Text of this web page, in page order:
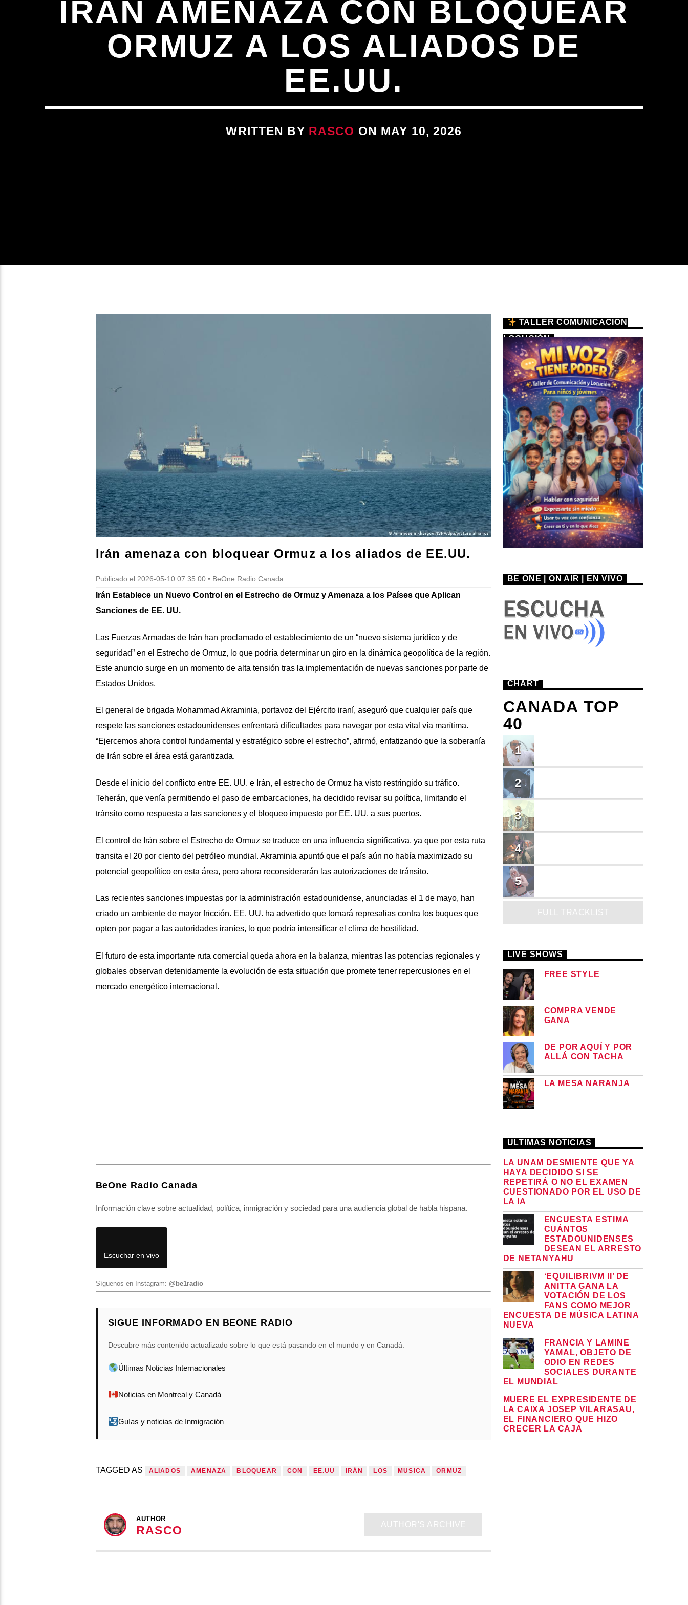
IRÁN AMENAZA CON BLOQUEAR
ORMUZ A LOS ALIADOS DE
EE.UU.
WRITTEN BY RASCO ON MAY 10, 2026
Irán amenaza con bloquear Ormuz a los aliados de EE.UU.
Publicado el 2026-05-10 07:35:00 • BeOne Radio Canada
Irán Establece un Nuevo Control en el Estrecho de Ormuz y Amenaza a los Países que Aplican
Sanciones de EE. UU.
Las Fuerzas Armadas de Irán han proclamado el establecimiento de un “nuevo sistema jurídico y de
seguridad” en el Estrecho de Ormuz, lo que podría determinar un giro en la dinámica geopolítica de la región.
Este anuncio surge en un momento de alta tensión tras la implementación de nuevas sanciones por parte de
Estados Unidos.
El general de brigada Mohammad Akraminia, portavoz del Ejército iraní, aseguró que cualquier país que
respete las sanciones estadounidenses enfrentará dificultades para navegar por esta vital vía marítima.
“Ejercemos ahora control fundamental y estratégico sobre el estrecho”, afirmó, enfatizando que la soberanía
de Irán sobre el área está garantizada.
Desde el inicio del conflicto entre EE. UU. e Irán, el estrecho de Ormuz ha visto restringido su tráfico.
Teherán, que venía permitiendo el paso de embarcaciones, ha decidido revisar su política, limitando el
tránsito como respuesta a las sanciones y el bloqueo impuesto por EE. UU. a sus puertos.
El control de Irán sobre el Estrecho de Ormuz se traduce en una influencia significativa, ya que por esta ruta
transita el 20 por ciento del petróleo mundial. Akraminia apuntó que el país aún no había maximizado su
potencial geopolítico en esta área, pero ahora reconsiderarán las autorizaciones de tránsito.
Las recientes sanciones impuestas por la administración estadounidense, anunciadas el 1 de mayo, han
criado un ambiente de mayor fricción. EE. UU. ha advertido que tomará represalias contra los buques que
opten por pagar a las autoridades iraníes, lo que podría intensificar el clima de hostilidad.
El futuro de esta importante ruta comercial queda ahora en la balanza, mientras las potencias regionales y
globales observan detenidamente la evolución de esta situación que promete tener repercusiones en el
mercado energético internacional.
BeOne Radio Canada
Información clave sobre actualidad, política, inmigración y sociedad para una audiencia global de habla hispana.
Escuchar en vivo
Síguenos en Instagram: @be1radio
SIGUE INFORMADO EN BEONE RADIO
Descubre más contenido actualizado sobre lo que está pasando en el mundo y en Canadá.
Últimas Noticias Internacionales
Noticias en Montreal y Canadá
Guías y noticias de Inmigración
TAGGED AS ALIADOS AMENAZA BLOQUEAR CON EE.UU IRÁN LOS MUSICA ORMUZ
AUTHOR
RASCO
AUTHOR'S ARCHIVE
TALLER COMUNICACIÓN
LOCUCIÓN
BE ONE | ON AIR | EN VIVO
CHART
CANADA TOP
40
1
2
3
4
5
FULL TRACKLIST
LIVE SHOWS
FREE STYLE
COMPRA VENDE
GANA
DE POR AQUÍ Y POR
ALLÁ CON TACHA
LA MESA NARANJA
ULTIMAS NOTICIAS
LA UNAM DESMIENTE QUE YA
HAYA DECIDIDO SI SE
REPETIRÁ O NO EL EXAMEN
CUESTIONADO POR EL USO DE
LA IA
ENCUESTA ESTIMA
CUÁNTOS
ESTADOUNIDENSES
DESEAN EL ARRESTO
DE NETANYAHU
‘EQUILIBRIVM II’ DE
ANITTA GANA LA
VOTACIÓN DE LOS
FANS COMO MEJOR
ENCUESTA DE MÚSICA LATINA
NUEVA
FRANCIA Y LAMINE
YAMAL, OBJETO DE
ODIO EN REDES
SOCIALES DURANTE
EL MUNDIAL
MUERE EL EXPRESIDENTE DE
LA CAIXA JOSEP VILARASAU,
EL FINANCIERO QUE HIZO
CRECER LA CAJA